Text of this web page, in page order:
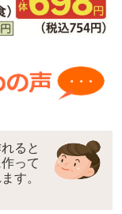
ると
って
す。